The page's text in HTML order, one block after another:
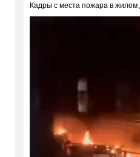
Кадры с места пожара в